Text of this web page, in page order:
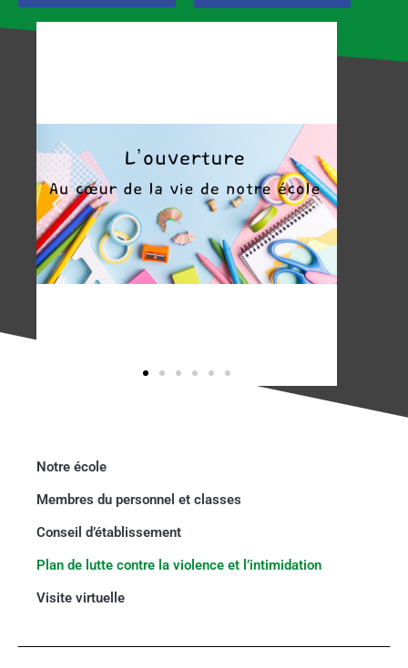
Notre école
Membres du personnel et classes
Conseil d’établissement
Plan de lutte contre la violence et l’intimidation
Visite virtuelle